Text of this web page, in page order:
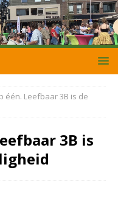
één. Leefbaar 3B is de
3B is